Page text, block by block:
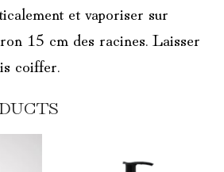
et vaporiser sur
15 cm des racines. Laisser
coiffer.